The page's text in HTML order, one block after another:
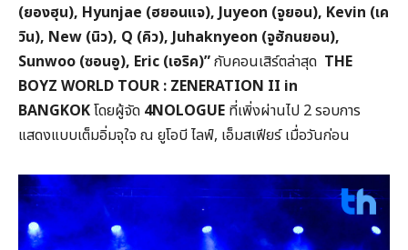
(ยองฮุน), Hyunjae (ฮยอนแจ), Juyeon (จูยอน), Kevin (เค
วิน), New (นิว), Q (คิว), Juhaknyeon (จูฮักนยอน),
Sunwoo (ซอนอู), Eric (เอริค)”กับคอนเสิร์ตล่าสุด THE
BOYZ WORLD TOUR : ZENERATION II in
BANGKOKโดยผู้จัด 4NOLOGUE ที่เพิ่งผ่านไป 2 รอบการ
แสดงแบบเต็มอิ่มจุใจ ณ ยูโอบี ไลฟ์, เอ็มสเฟียร์ เมื่อวันก่อน